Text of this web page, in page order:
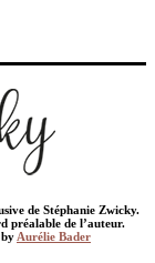
de Stéphanie Zwicky.
préalable de l’auteur.
Aurélie Bader